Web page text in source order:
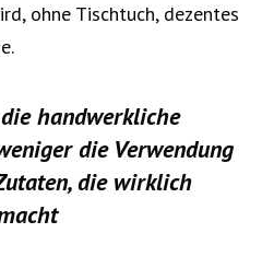
ohne Tischtuch, dezentes
handwerkliche
die Verwendung
die wirklich